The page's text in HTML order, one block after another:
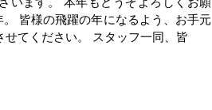
皆様の飛躍の年になるよう、お手元
てください。 スタッフ一同、皆